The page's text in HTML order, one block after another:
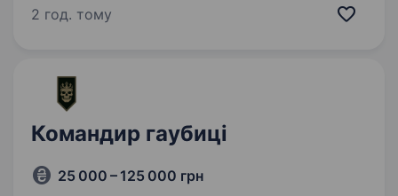
хто тримає позицію, коли інші ховаються.
2 год. тому
Командир гаубиці
25 000 – 125 000 грн